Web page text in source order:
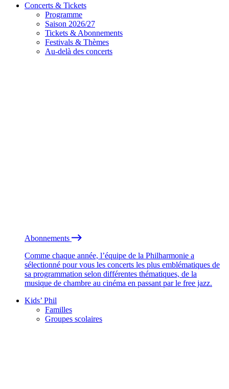
Concerts & Tickets
Programme
Saison 2026/27
Tickets & Abonnements
Festivals & Thèmes
Au-delà des concerts
Abonnements
Comme chaque année, l’équipe de la Philharmonie a
sélectionné pour vous les concerts les plus emblématiques de
sa programmation selon différentes thématiques, de la
musique de chambre au cinéma en passant par le free jazz.
Kids’ Phil
Familles
Groupes scolaires